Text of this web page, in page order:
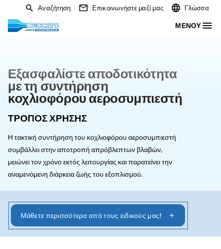
Αναζήτηση Επικοινωνήστε μαζί μας
ΤΡΌΠΟΣ ΧΡΉΣΗΣ
Εξασφαλίστε αποδοτικότητα
με τη συντήρηση
κοχλιοφόρου
Η τακτική συντήρηση του κοχλιοφόρου αεροσυμπιεστή
μειώνει τον χρόνο εκτός λειτουργίας και παρατείνει την
αναμενόμενη διάρκεια ζωής του εξοπλισμού.